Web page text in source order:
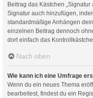
Beitrag das Kästchen
Signatur auch hinzufügen,
standardmäßige Anhängen
einzelnen Beitrag dennoch
dort einfach das
Nach oben
Wie kann ich eine Umfrage
Wenn du ein neues Thema
bearbeitest, findest du ein